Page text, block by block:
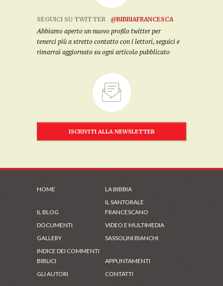
SEGUICI SU TWITTER
@BIBBIAFRANCESCA
Abbiamo aperto un nuovo profilo twitter per
tenerci più a stretto contatto con i lettori, seguici e
rimarrai aggiornato su ogni articolo pubblicato
ISCRIVITI ALLA NEWSLETTER
HOME LA BIBBIA
IL BLOG
IL SANTORALE
FRANCESCANO
DOCUMENTI
VIDEO E MULTIMEDIA
GALLERY
SASSOLINI BIANCHI
INDICE DEI COMMENTI
BIBLICI
APPUNTAMENTI
GLI AUTORI
CONTATTI